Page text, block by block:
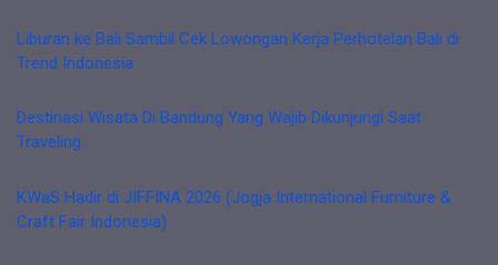
Liburan ke Bali Sambil Cek Lowongan Kerja Perhotelan Bali di
Trend Indonesia
Destinasi Wisata Di Bandung Yang Wajib Dikunjungi Saat
Traveling
KWaS Hadir di JIFFINA 2026 (Jogja International Furniture &
Craft Fair Indonesia)